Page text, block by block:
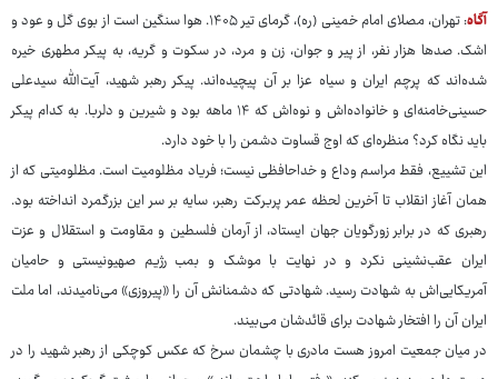
آگاه
: تهران، مصلای امام خمینی (ره)، گرمای تیر ۱۴۰۵. هوا سنگین است از بوی گل و عود و
اشک. صدها هزار نفر، از پیر و جوان، زن و مرد، در سکوت و گریه، به پیکر مطهری خیره
شده‌اند که پرچم ایران و سیاه عزا بر آن پیچیده‌اند. پیکر رهبر شهید، آیت‌الله سیدعلی
حسینی‌خامنه‌ای و خانواده‌اش و نوه‌اش که ۱۴ ماهه بود و شیرین و دلربا. به کدام پیکر
باید نگاه کرد؟ منظره‌ای که اوج قساوت دشمن را با خود دارد.
این تشییع، فقط مراسم وداع و خداحافظی نیست؛ فریاد مظلومیت است. مظلومیتی که از
همان آغاز انقلاب تا آخرین لحظه عمر پربرکت رهبر، سایه بر سر این بزرگمرد انداخته بود.
رهبری که در برابر زورگویان جهان ایستاد، از آرمان فلسطین و مقاومت و استقلال و عزت
ایران عقب‌نشینی نکرد و در نهایت با موشک و بمب رژیم صهیونیستی و حامیان
آمریکایی‌اش به شهادت رسید. شهادتی که دشمنانش آن را «پیروزی» می‌نامیدند، اما ملت
ایران آن را افتخار شهادت برای قائدشان می‌بیند.
در میان جمعیت امروز هست مادری با چشمان سرخ که عکس کوچکی از رهبر شهید را در